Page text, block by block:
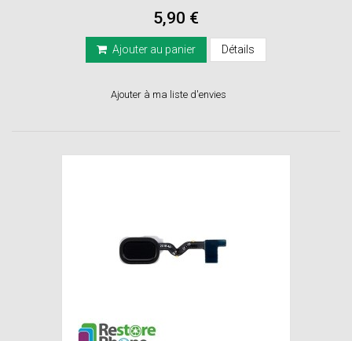
5,90 €
Ajouter au panier Détails
Ajouter à ma liste d'envies